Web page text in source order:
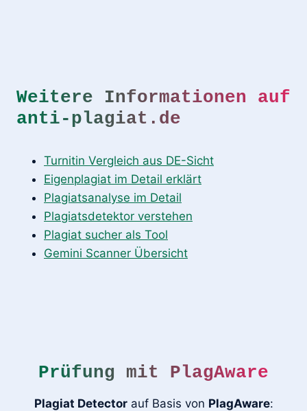
Weitere Informationen auf
anti-plagiat.de
Turnitin Vergleich aus DE-Sicht
Eigenplagiat im Detail erklärt
Plagiatsanalyse im Detail
Plagiatsdetektor verstehen
Plagiat sucher als Tool
Gemini Scanner Übersicht
Prüfung mit PlagAware
Plagiat Detectorauf Basis von PlagAware: